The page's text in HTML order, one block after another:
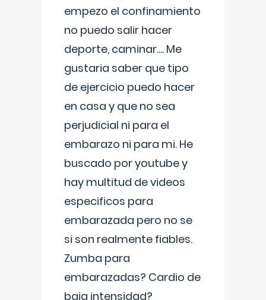
empezo el confinamiento
no puedo salir hacer
deporte, caminar.... Me
gustaria saber que tipo
de ejercicio puedo hacer
en casa y que no sea
perjudicial ni para el
embarazo ni para mi. He
buscado por youtube y
hay multitud de videos
especificos para
embarazada pero no se
si son realmente fiables.
Zumba para
embarazadas? Cardio de
baja intensidad?